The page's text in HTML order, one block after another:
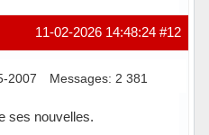
#12
11-02-2026 14:48:24
2007 Messages: 2 381
ses nouvelles.